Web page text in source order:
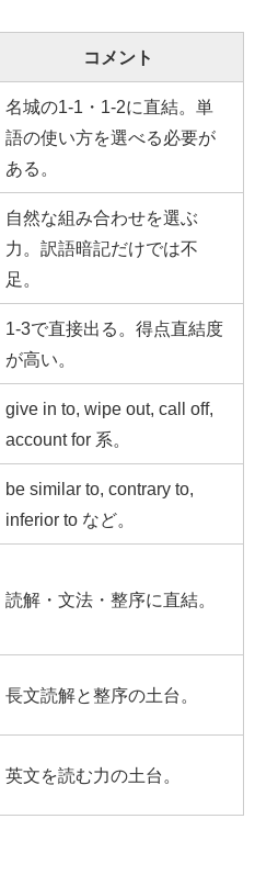
コメント
名城の1-1・1-2に直結。単
語の使い方を選べる必要が
ある。
自然な組み合わせを選ぶ
力。訳語暗記だけでは不
足。
1-3で直接出る。得点直結度
が高い。
give in to, wipe out, call off,
account for 系。
be similar to, contrary to,
inferior to など。
読解・文法・整序に直結。
長文読解と整序の土台。
英文を読む力の土台。